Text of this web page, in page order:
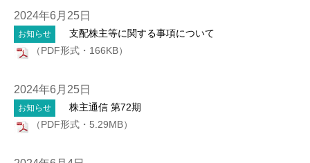
2024年6月25日
お知らせ
支配株主等に関する事項について
（PDF形式・166KB）
2024年6月25日
お知らせ
株主通信 第72期
（PDF形式・5.29MB）